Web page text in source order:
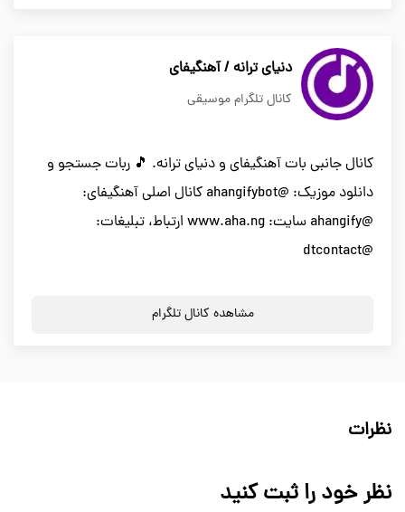
دنیای ترانه / آهنگیفای
کانال تلگرام موسیقی
کانال جانبی بات آهنگیفای و دنیای ترانه. 🎵 ربات جستجو و
دانلود موزیک: @ahangifybot کانال اصلی آهنگیفای:
@ahangify سایت: www.aha.ng ارتباط، تبلیغات:
@dtcontact
مشاهده کانال تلگرام
نظرات
نظر خود را ثبت کنید